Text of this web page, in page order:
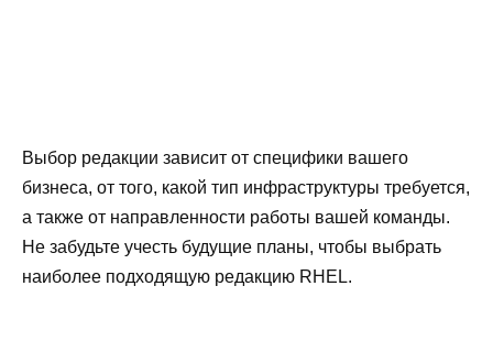
Выбор редакции зависит от специфики вашего
бизнеса, от того, какой тип инфраструктуры требуется,
а также от направленности работы вашей команды.
Не забудьте учесть будущие планы, чтобы выбрать
наиболее подходящую редакцию RHEL.